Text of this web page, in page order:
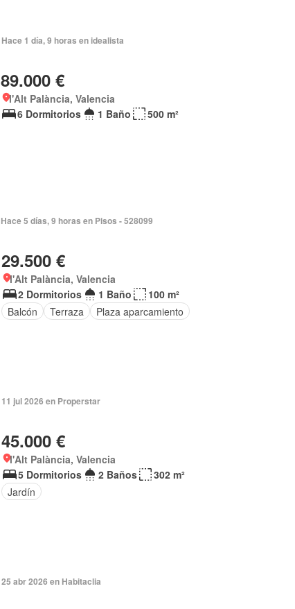
Hace 1 día, 9 horas en idealista
89.000 €
l'Alt Palància, Valencia
6 Dormitorios
1 Baño 500 m²
Hace 5 días, 9 horas en Pisos - 528099
29.500 €
l'Alt Palància, Valencia
2 Dormitorios
1 Baño
100 m²
Balcón
Terraza Plaza aparcamiento
11 jul 2026 en Properstar
45.000 €
l'Alt Palància, Valencia
5 Dormitorios
2 Baños
302 m²
Jardín
25 abr 2026 en Habitaclia